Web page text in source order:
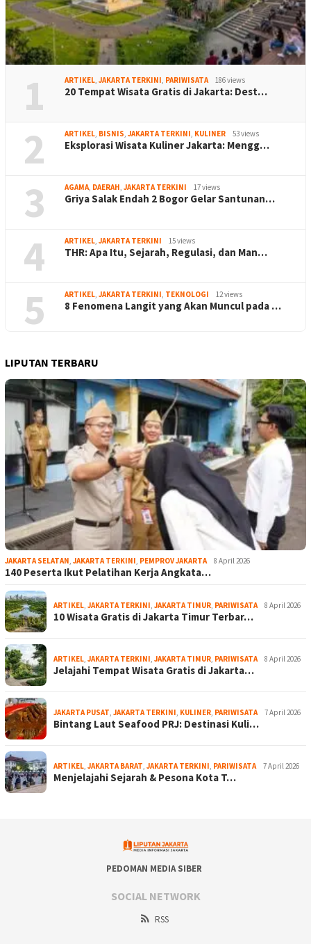
1 ARTIKEL JAKARTA TERKINI PARIWISATA 186 views
20 Tempat Wisata Gratis di Jakarta: Dest…
2 ARTIKEL BISNIS JAKARTA TERKINI KULINER 53 views
Eksplorasi Wisata Kuliner Jakarta: Mengg…
3 AGAMA DAERAH JAKARTA TERKINI 17 views
Griya Salak Endah 2 Bogor Gelar Santunan…
4 ARTIKEL JAKARTA TERKINI 15 views
THR: Apa Itu, Sejarah, Regulasi, dan Man…
5 ARTIKEL JAKARTA TERKINI TEKNOLOGI 12 views
8 Fenomena Langit yang Akan Muncul pada …
LIPUTAN TERBARU
JAKARTA SELATAN JAKARTA TERKINI PEMPROV JAKARTA 8 April 2026
140 Peserta Ikut Pelatihan Kerja Angkata…
ARTIKEL JAKARTA TERKINI JAKARTA TIMUR PARIWISATA 8 April 2026
10 Wisata Gratis di Jakarta Timur Terbar…
ARTIKEL JAKARTA TERKINI JAKARTA TIMUR PARIWISATA 8 April 2026
Jelajahi Tempat Wisata Gratis di Jakarta…
JAKARTA PUSAT JAKARTA TERKINI KULINER PARIWISATA 7 April 2026
Bintang Laut Seafood PRJ: Destinasi Kuli…
ARTIKEL JAKARTA BARAT JAKARTA TERKINI PARIWISATA 7 April 2026
Menjelajahi Sejarah & Pesona Kota T…
PEDOMAN MEDIA SIBER
SOCIAL NETWORK
RSS